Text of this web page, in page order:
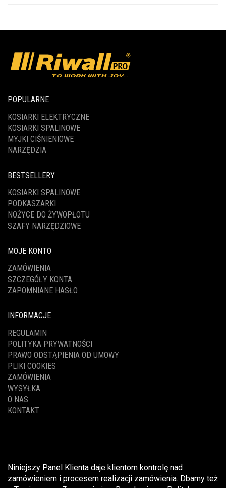
POPULARNE
KOSIARKI ELEKTRYCZNE
KOSIARKI SPALINOWE
MYJKI CIŚNIENIOWE
NARZĘDZIA
BESTSELLERY
KOSIARKI SPALINOWE
PODKASZARKI
NOŻYCE DO ŻYWOPŁOTU
SZAFY NARZĘDZIOWE
MOJE KONTO
ZAMÓWIENIA
SZCZEGÓŁY KONTA
ZAPOMNIANE HASŁO
INFORMACJE
REGULAMIN
POLITYKA PRYWATNOŚCI
PRAWO ODSTĄPIENIA OD UMOWY
PLIKI COOKIES
ZAMÓWIENIA
WYSYŁKA
O NAS
KONTAKT
Niniejszy Panel Klienta daje klientom kontrolę nad
zamówieniem i procesem realizacji zamówienia. Dbamy też